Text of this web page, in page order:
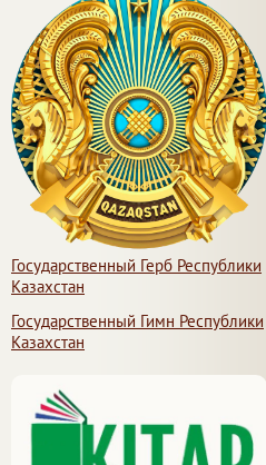
Государственный Герб Республики
Казахстан
Государственный Гимн Республики
Казахстан